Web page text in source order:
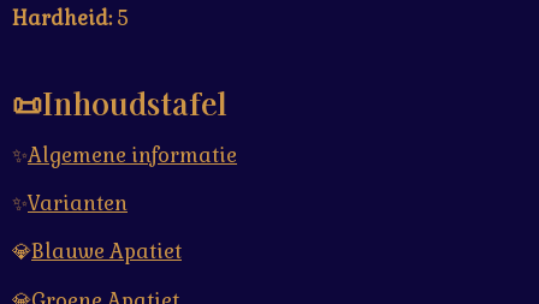
Hardheid:5
📜Inhoudstafel
✨Algemene informatie
✨Varianten
💎Blauwe Apatiet